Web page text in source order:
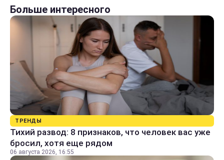
Больше интересного
ТРЕНДЫ
Тихий развод: 8 признаков, что человек вас уже
бросил, хотя еще рядом
06 августа 2026, 16:55